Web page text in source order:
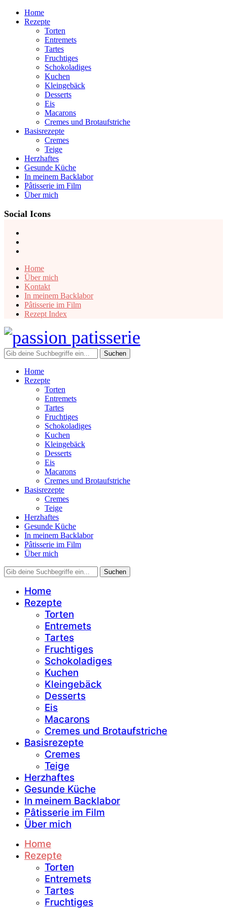
Home
Rezepte
Torten
Entremets
Tartes
Fruchtiges
Schokoladiges
Kuchen
Kleingebäck
Desserts
Eis
Macarons
Cremes und Brotaufstriche
Basisrezepte
Cremes
Teige
Herzhaftes
Gesunde Küche
In meinem Backlabor
Pâtisserie im Film
Über mich
Social Icons
Home
Über mich
Kontakt
In meinem Backlabor
Pâtisserie im Film
Rezept Index
Home
Rezepte
Torten
Entremets
Tartes
Fruchtiges
Schokoladiges
Kuchen
Kleingebäck
Desserts
Eis
Macarons
Cremes und Brotaufstriche
Basisrezepte
Cremes
Teige
Herzhaftes
Gesunde Küche
In meinem Backlabor
Pâtisserie im Film
Über mich
Home
Rezepte
Torten
Entremets
Tartes
Fruchtiges
Schokoladiges
Kuchen
Kleingebäck
Desserts
Eis
Macarons
Cremes und Brotaufstriche
Basisrezepte
Cremes
Teige
Herzhaftes
Gesunde Küche
In meinem Backlabor
Pâtisserie im Film
Über mich
Home
Rezepte
Torten
Entremets
Tartes
Fruchtiges